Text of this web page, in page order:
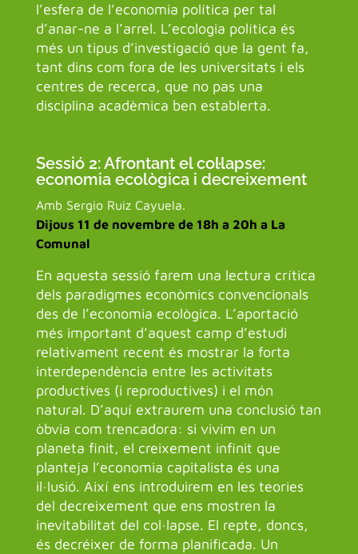
l’esfera de l’economia política per tal
d’anar-ne a l’arrel. L’ecologia política és
més un tipus d’investigació que la gent fa,
tant dins com fora de les universitats i els
centres de recerca, que no pas una
disciplina acadèmica ben establerta.
Sessió 2: Afrontant el col·lapse:
economia ecològica i decreixement
Amb Sergio Ruiz Cayuela.
Dijous 11 de novembre de 18h a 20h a La
Comunal
En aquesta sessió farem una lectura crítica
dels paradigmes econòmics convencionals
des de l’economia ecològica. L’aportació
més important d’aquest camp d’estudi
relativament recent és mostrar la forta
interdependència entre les activitats
productives (i reproductives) i el món
natural. D’aquí extraurem una conclusió tan
òbvia com trencadora: si vivim en un
planeta finit, el creixement infinit que
planteja l’economia capitalista és una
il·lusió. Així ens introduirem en les teories
del decreixement que ens mostren la
inevitabilitat del col·lapse. El repte, doncs,
és decréixer de forma planificada. Un